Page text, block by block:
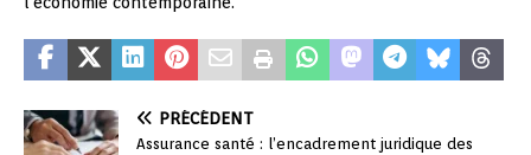
PRÉCÉDENT
Assurance santé : l’encadrement juridique des